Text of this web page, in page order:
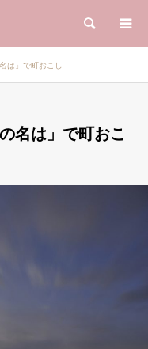
検索
は」で町おこし
名は」で町おこ